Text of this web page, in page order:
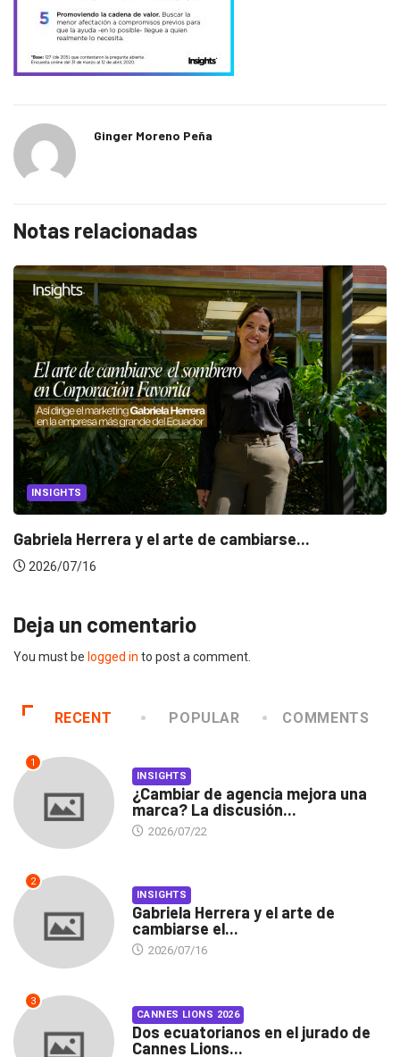
Ginger Moreno Peña
Notas relacionadas
INSIGHTS
Gabriela Herrera y el arte de cambiarse...
2026/07/16
Deja un comentario
You must be logged in to post a comment.
RECENT POPULAR COMMENTS
1
INSIGHTS
¿Cambiar de agencia mejora una
marca? La discusión...
2026/07/22
2
INSIGHTS
Gabriela Herrera y el arte de
cambiarse el...
2026/07/16
3
CANNES LIONS 2026
Dos ecuatorianos en el jurado de
Cannes Lions...